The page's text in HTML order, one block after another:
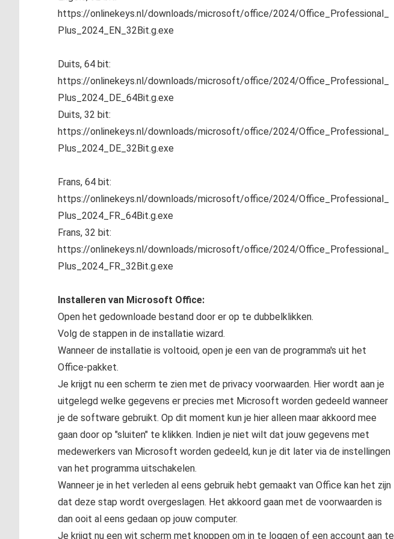
https://onlinekeys.nl/downloads/microsoft/office/2024/Office_Professional_
Plus_2024_EN_32Bit.g.exe
Duits, 64 bit:
https://onlinekeys.nl/downloads/microsoft/office/2024/Office_Professional_
Plus_2024_DE_64Bit.g.exe
Duits, 32 bit:
https://onlinekeys.nl/downloads/microsoft/office/2024/Office_Professional_
Plus_2024_DE_32Bit.g.exe
Frans, 64 bit:
https://onlinekeys.nl/downloads/microsoft/office/2024/Office_Professional_
Plus_2024_FR_64Bit.g.exe
Frans, 32 bit:
https://onlinekeys.nl/downloads/microsoft/office/2024/Office_Professional_
Plus_2024_FR_32Bit.g.exe
Installeren van Microsoft Office:
Open het gedownloade bestand door er op te dubbelklikken.
Volg de stappen in de installatie wizard.
Wanneer de installatie is voltooid, open je een van de programma's uit het
Office-pakket.
Je krijgt nu een scherm te zien met de privacy voorwaarden. Hier wordt aan je
uitgelegd welke gegevens er precies met Microsoft worden gedeeld wanneer
je de software gebruikt. Op dit moment kun je hier alleen maar akkoord mee
gaan door op "sluiten" te klikken. Indien je niet wilt dat jouw gegevens met
medewerkers van Microsoft worden gedeeld, kun je dit later via de instellingen
van het programma uitschakelen.
Wanneer je in het verleden al eens gebruik hebt gemaakt van Office kan het zijn
dat deze stap wordt overgeslagen. Het akkoord gaan met de voorwaarden is
dan ooit al eens gedaan op jouw computer.
Je krijgt nu een wit scherm met knoppen om in te loggen of een account aan te